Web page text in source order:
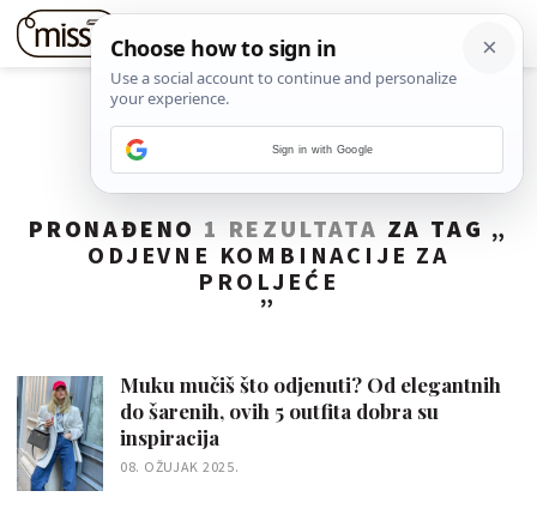
PRONAĐENO 1 REZULTATA ZA TAG „
ODJEVNE KOMBINACIJE ZA
PROLJEĆE
”
Muku mučiš što odjenuti? Od elegantnih
do šarenih, ovih 5 outfita dobra su
inspiracija
08. OŽUJAK 2025.
Sign in with Google